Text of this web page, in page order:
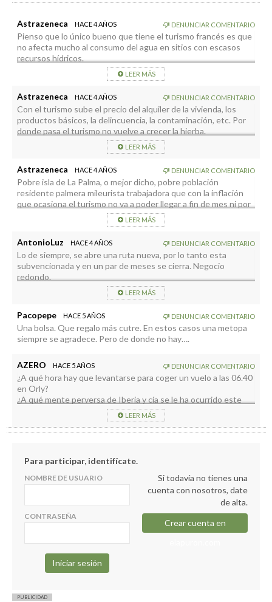
Astrazeneca HACE 4 AÑOS DENUNCIAR COMENTARIO
Pienso que lo único bueno que tiene el turismo francés es que
no afecta mucho al consumo del agua en sitios con escasos
recursos hídricos.
LEER MÁS
Astrazeneca HACE 4 AÑOS DENUNCIAR COMENTARIO
Con el turismo sube el precio del alquiler de la vivienda, los
productos básicos, la delincuencia, la contaminación, etc. Por
donde pasa el turismo no vuelve a crecer la hierba.
Un francés va al supermercado a comprar pan, chorizo y se
supermercado suben el pan y los chorizos al doble de precio…
entonces los palmeros no lo podrán comprar, pero los turistas
europeos sí.
Aquí la cosa terminará como pasa en cualquier sitio diseñado
para el turismo masivo, que el turismo de calidad sale huyendo,
viene el turismo del pan con chorizo y acaba con todo.
LEER MÁS
Astrazeneca HACE 4 AÑOS DENUNCIAR COMENTARIO
Pobre isla de La Palma, o mejor dicho, pobre población
residente palmera mileurista trabajadora que con la inflación
que ocasiona el turismo no va a poder llegar a fin de mes ni por
luego ellos quieren que todo sea barato o gratis cuando van
por ahí de vacaciones, van a los supermercados a comprar un
pan y algo de chorizo y se hacen un bocadillo.
LEER MÁS
AntonioLuz HACE 4 AÑOS DENUNCIAR COMENTARIO
Lo de siempre, se abre una ruta nueva, por lo tanto esta
subvencionada y en un par de meses se cierra. Negocio
redondo.
LEER MÁS
Pacopepe HACE 5 AÑOS DENUNCIAR COMENTARIO
Una bolsa. Que regalo más cutre. En estos casos una metopa
siempre se agradece. Pero de donde no hay….
AZERO HACE 5 AÑOS DENUNCIAR COMENTARIO
¿A qué hora hay que levantarse para coger un vuelo a las 06.40
en Orly?
¿A qué mente perversa de Iberia y cía se le ha ocurrido este
¿Lo hacen aposta para que no venga nadie?
LEER MÁS
Para participar, identifícate.
NOMBRE DE USUARIO
CONTRASEÑA
Si todavía no tienes una
cuenta con nosotros, date
de alta.
Crear cuenta en
PUBLICIDAD